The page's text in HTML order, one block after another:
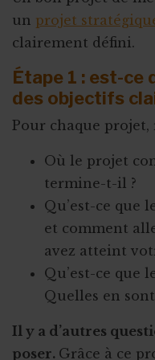
Concentration de motos
un projet
clairement défini.
Étape 1 : est-ce
des objectifs
Pour chaque projet,
Où le projet
termine-t-il ?
Qu’est-ce que
et comment
avez atteint
Qu’est-ce que
Quelles en
Il y a d’autres
poser. Grâce à ce